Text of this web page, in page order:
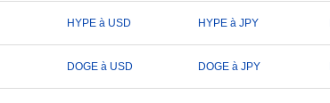
HYPE à USD HYPE à JPY
DOGE à USD DOGE à JPY